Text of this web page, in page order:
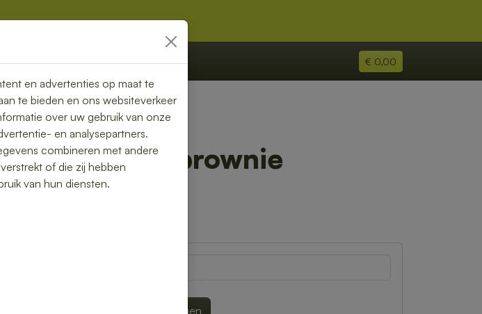
€ 0,00
« Terug naar Zoetigheden
Chocolade brownie
€ 2,75
Toevoegen aan de winkelwagen
en advertenties op maat te
te bieden en ons websiteverkeer
over uw gebruik van onze
en analysepartners.
combineren met andere
of die zij hebben
van hun diensten.